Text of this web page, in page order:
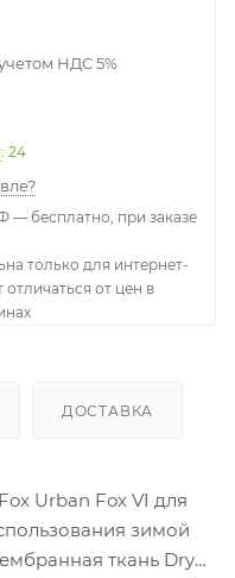
НДС 5%
: 24
— бесплатно, при заказе
только для интернет-
от цен в
ДОСТАВКА
Urban Fox VI для
зимой
ткань Dry